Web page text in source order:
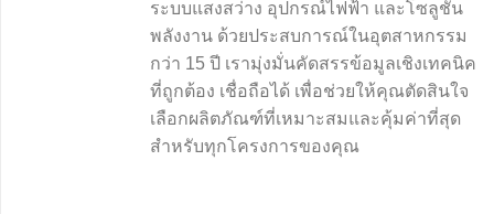
ระบบแสงสว่าง อุปกรณ์ไฟฟ้า และโซลูชัน
พลังงาน ด้วยประสบการณ์ในอุตสาหกรรม
กว่า 15 ปี เรามุ่งมั่นคัดสรรข้อมูลเชิงเทคนิค
ที่ถูกต้อง เชื่อถือได้ เพื่อช่วยให้คุณตัดสินใจ
เลือกผลิตภัณฑ์ที่เหมาะสมและคุ้มค่าที่สุด
สำหรับทุกโครงการของคุณ